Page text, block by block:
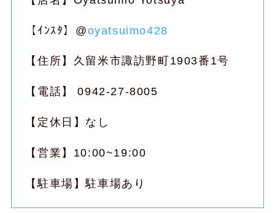
【ｲﾝｽﾀ】@oyatsuimo428
【住所】久留米市諏訪野町1903番1号
【電話】 0942-27-8005
【定休日】なし
【営業】10:00~19:00
【駐車場】駐車場あり